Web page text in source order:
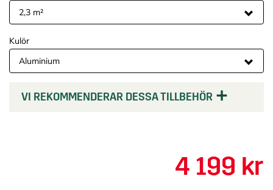
Kulör
VI REKOMMENDERAR DESSA TILLBEHÖR
4 199 kr